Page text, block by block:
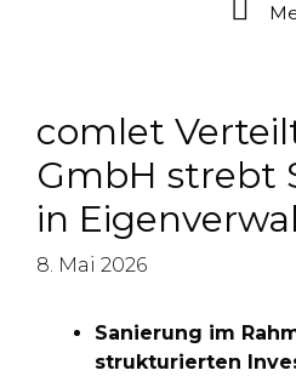
comlet
GmbH strebt
in
8. Mai 2026
Sanierung im
strukturierten